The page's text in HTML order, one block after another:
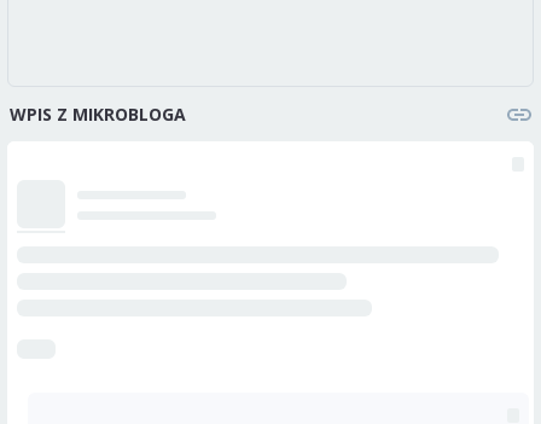
WPIS Z MIKROBLOGA